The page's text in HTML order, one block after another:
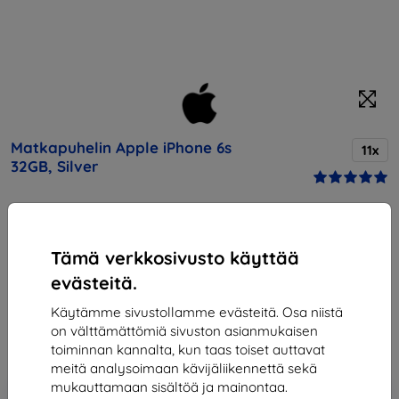
Tämä verkkosivusto käyttää
evästeitä.
Käytämme sivustollamme evästeitä. Osa niistä
on välttämättömiä sivuston asianmukaisen
toiminnan kannalta, kun taas toiset auttavat
meitä analysoimaan kävijäliikennettä sekä
mukauttamaan sisältöä ja mainontaa.
Matkapuhelin Apple iPhone 6s
32GB, Silver
11x
lisävarusteista!
293,90 €
264,51 €
Alennus kupongilla